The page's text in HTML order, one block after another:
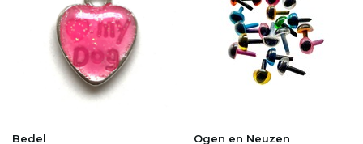
Bedel Ogen en Neuzen